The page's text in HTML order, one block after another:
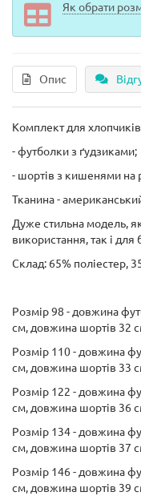
Як обрати
Опис
Комплект для
- футболки з ґудзиками;
- шортів з кишенями на
Тканина -
Дуже стильна модель,
використання, так і для
Склад: 65% поліестер,
Розмір 98 - довжина
см, довжина шортів 32
Розмір 110 - довжина
см, довжина шортів 33
Розмір 122 - довжина
см, довжина шортів 36
Розмір 134 - довжина
см, довжина шортів 37
Розмір 146 - довжина
см, довжина шортів 39